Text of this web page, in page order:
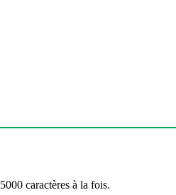
caractères à la fois.